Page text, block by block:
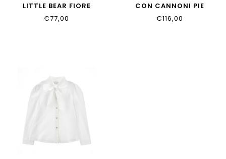
LITTLE BEAR FIORE
11H619_8201_0102
€77,00
CON CANNONI PIE
17H701_8217_0203
€116,00